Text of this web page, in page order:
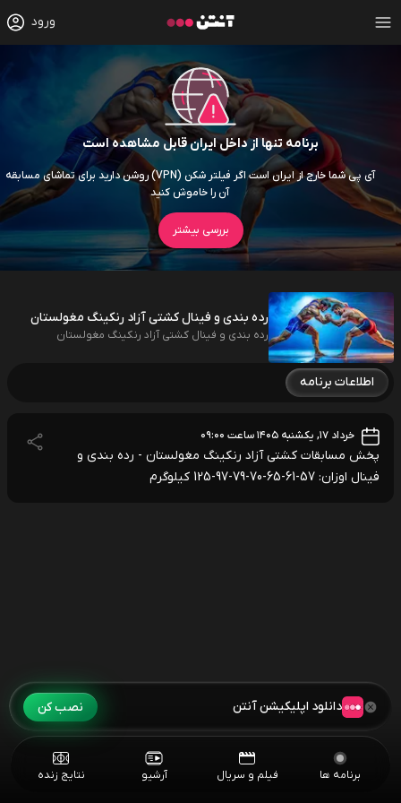
ورود
برنامه تنها از داخل ایران قابل مشاهده است
آی پی شما خارج از ایران است اگر فیلتر شکن (VPN) روشن دارید برای تماشای مسابقه
آن را خاموش کنید
بررسی بیشتر
رده بندی و فینال کشتی آزاد رنکینگ مغولستان
رده بندی و فینال کشتی آزاد رنکینگ مغولستان
اطلاعات برنامه
خرداد ۱۷, یکشنبه ۱۴۰۵ ساعت ۰۹:۰۰
پخش مسابقات کشتی آزاد رنکینگ مغولستان - رده بندی و
فینال اوزان: 57-61-65-70-79-97-125 کیلوگرم
برنامه ها فیلم و سریال آرشیو نتایج زنده
دانلود اپلیکیشن آنتن نصب کن